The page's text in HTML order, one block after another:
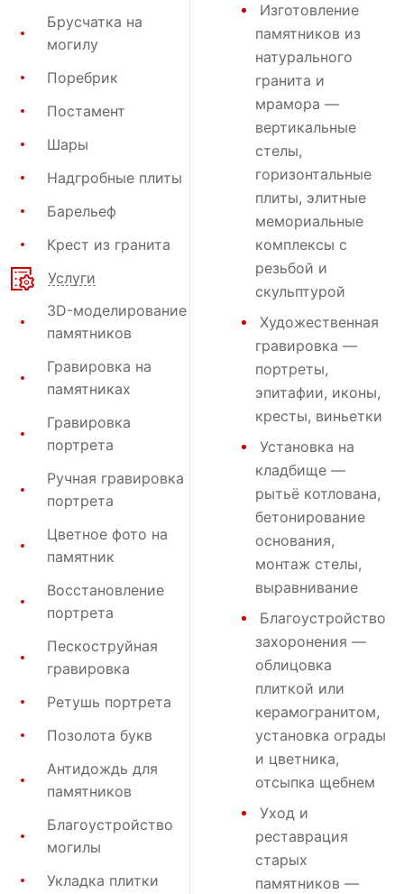
Брусчатка на
могилу
Поребрик
Постамент
Шары
Надгробные плиты
Барельеф
Крест из гранита
Услуги
3D-моделирование
памятников
Гравировка на
памятниках
Гравировка
портрета
Ручная гравировка
портрета
Цветное фото на
памятник
Восстановление
портрета
Пескоструйная
гравировка
Ретушь портрета
Позолота букв
Антидождь для
памятников
Благоустройство
могилы
Укладка плитки
Изготовление
памятников из
натурального
гранита и
мрамора —
вертикальные
стелы,
горизонтальные
плиты, элитные
мемориальные
комплексы с
резьбой и
скульптурой
Художественная
гравировка —
портреты,
эпитафии, иконы,
кресты, виньетки
Установка на
кладбище —
рытьё котлована,
бетонирование
основания,
монтаж стелы,
выравнивание
Благоустройство
захоронения —
облицовка
плиткой или
керамогранитом,
установка ограды
и цветника,
отсыпка щебнем
Уход и
реставрация
старых
памятников —